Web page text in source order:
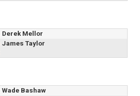
Derek Mellor
James Taylor
Wade Bashaw